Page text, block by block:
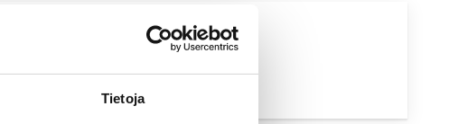
Tietoja